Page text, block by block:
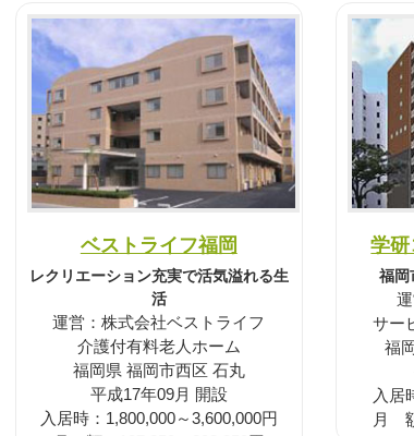
ベストライフ福岡
レクリエーション充実で活気溢れる生
活
運営：株式会社ベストライフ
介護付有料老人ホーム
福岡県 福岡市西区 石丸
平成17年09月 開設
入居時：1,800,000～3,600,000円
学
福岡
サー
福
入居
月